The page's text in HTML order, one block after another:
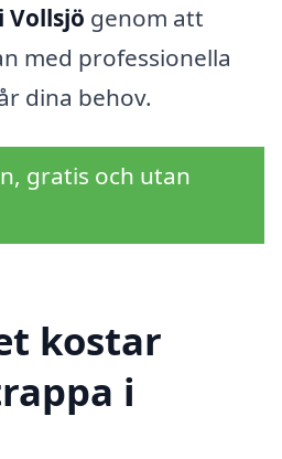
Vollsjö genom att
med professionella
dina behov.
gratis och utan
kostar
i